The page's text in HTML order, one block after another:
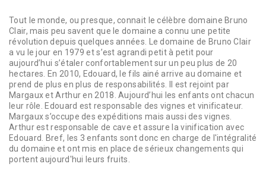
Tout le monde, ou presque, connait le célèbre domaine Bruno
Clair, mais peu savent que le domaine a connu une petite
révolution depuis quelques années. Le domaine de Bruno Clair
a vu le jour en 1979 et s’est agrandi petit à petit pour
aujourd’hui s’étaler confortablement sur un peu plus de 20
hectares. En 2010, Edouard, le fils ainé arrive au domaine et
prend de plus en plus de responsabilités. Il est rejoint par
Margaux et Arthur en 2018. Aujourd’hui les enfants ont chacun
leur rôle. Edouard est responsable des vignes et vinificateur.
Margaux s’occupe des expéditions mais aussi des vignes.
Arthur est responsable de cave et assure la vinification avec
Edouard. Bref, les 3 enfants sont donc en charge de l'intégralité
du domaine et ont mis en place de sérieux changements qui
portent aujourd'hui leurs fruits.